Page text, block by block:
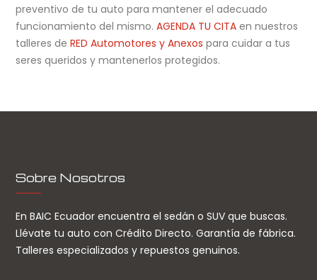
preventivo de tu auto para mantener el adecuado
funcionamiento del mismo.AGENDA TU CITA en nuestros
talleres deRED Automotores y Anexos para cuidar a tus
seres queridos y mantenerlos protegidos.
Sobre Nosotros
En BAIC Ecuador encuentra el sedán o SUV que buscas.
Llévate tu auto con Crédito Directo. Garantía de fábrica.
Talleres especializados y repuestos genuinos.